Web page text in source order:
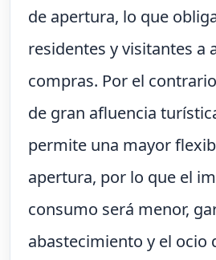
de apertura, lo que
residentes y visitantes a
compras. Por el
de gran afluencia
permite una mayor
apertura, por lo que el
consumo será menor,
abastecimiento y el ocio